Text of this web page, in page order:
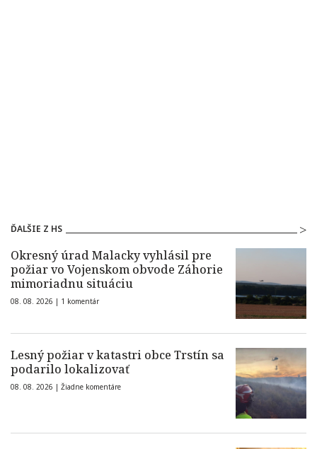
ĎALŠIE Z HS
Okresný úrad Malacky vyhlásil pre
požiar vo Vojenskom obvode Záhorie
mimoriadnu situáciu
08. 08. 2026 | 1 komentár
Lesný požiar v katastri obce Trstín sa
podarilo lokalizovať
08. 08. 2026 | Žiadne komentáre